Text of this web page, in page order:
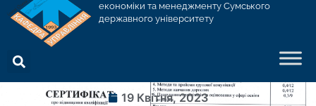
економіки та менеджменту Сумського
державного університету
19 Квітня, 2023